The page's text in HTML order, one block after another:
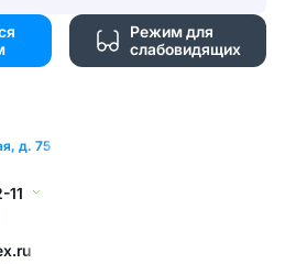
Режим для
слабовидящих
д. 75
11